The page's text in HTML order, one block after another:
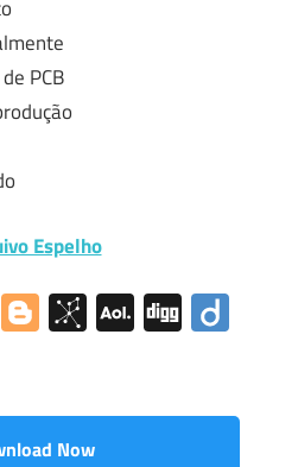
PCB
Espelho
LinkedIn
Blogger
BibSonomy
AOL
Mail
Digg
Now